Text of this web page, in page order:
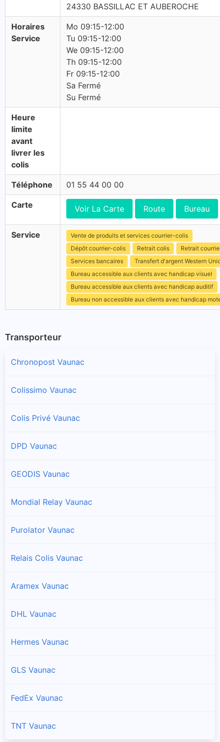
24330 BASSILLAC ET AUBEROCHE
Horaires
Service
Mo 09:15-12:00
Tu 09:15-12:00
We 09:15-12:00
Th 09:15-12:00
Fr 09:15-12:00
Sa Fermé
Su Fermé
Heure
limite
avant
livrer les
colis
Téléphone 01 55 44 00 00
Carte Voir La Carte Route Bureau
Service
Vente de produits et services courrier-colis
Dépôt courrier-colis
Retrait colis
Retrait
Services bancaires
Transfert d'argent Western
Bureau accessible aux clients avec handicap visuel
Bureau accessible aux clients avec handicap auditif
Bureau non accessible aux clients avec handicap
Transporteur
Chronopost Vaunac
Colissimo Vaunac
Colis Privé Vaunac
DPD Vaunac
GEODIS Vaunac
Mondial Relay Vaunac
Purolator Vaunac
Relais Colis Vaunac
Aramex Vaunac
DHL Vaunac
Hermes Vaunac
GLS Vaunac
FedEx Vaunac
TNT Vaunac